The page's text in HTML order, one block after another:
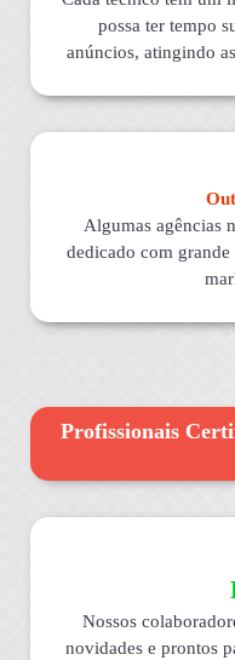
possa ter tempo
anúncios, atingindo
Algumas agências
dedicado com grande
Profissionais
Nossos
novidades e prontos